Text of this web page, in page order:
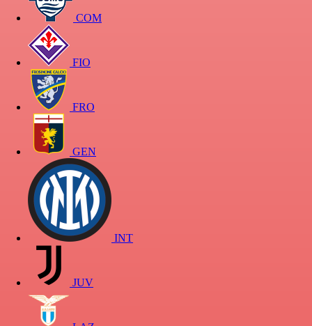
COM
FIO
FRO
GEN
INT
JUV